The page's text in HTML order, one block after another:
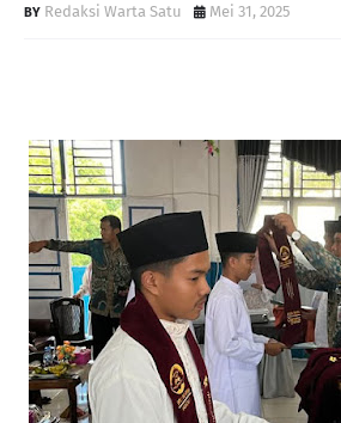
Redaksi Warta Satu Mei 31, 2025